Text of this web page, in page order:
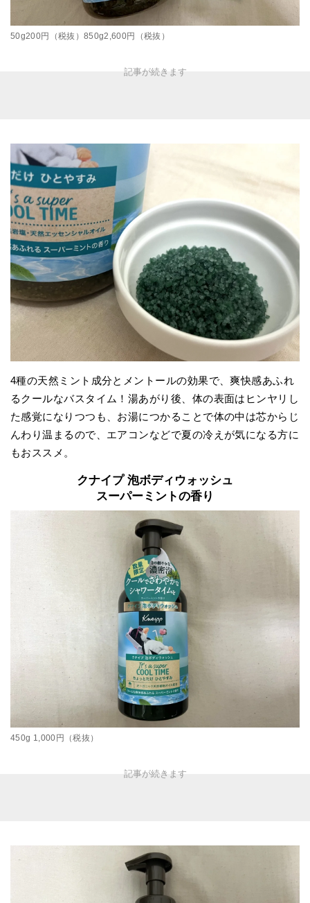
50g200円（税抜）850g2,600円（税抜）
4種の天然ミント成分とメントールの効果で、爽快感あふれ
るクールなバスタイム！湯あがり後、体の表面はヒンヤリし
た感覚になりつつも、お湯につかることで体の中は芯からじ
んわり温まるので、エアコンなどで夏の冷えが気になる方に
もおススメ。
クナイプ 泡ボディウォッシュ
スーパーミントの香り
450g 1,000円（税抜）